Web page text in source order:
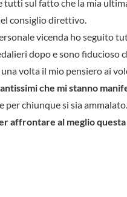
sul fatto che la mia
consiglio direttivo.
vicenda ho seguito
dopo e sono fiducioso
volta il mio pensiero ai
che mi stanno
per chiunque si sia ammalato.
affrontare al meglio